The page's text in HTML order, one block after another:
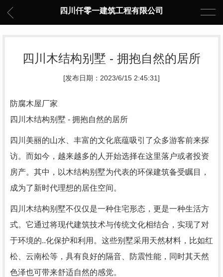
四川仟零一建筑工程有限公司
四川木结构别墅 - 拥抱自然的居所
[发布日期：2023/6/15 2:45:31]
防腐木屋厂家
四川木结构别墅 - 拥抱自然的居所
四川美丽的山水、丰富的文化底蕴吸引了众多游客前来探
访。而如今，越来越多的人开始选择在这里落户或者投资
房产。其中，以木结构别墅为代表的环保建筑备受瞩目，
成为了新时代理想的居住空间。
四川木结构别墅不仅仅是一种住宅形态，更是一种生活方
式。它通过将现代建筑技术与传统文化相结合，实现了对
于环境的..化保护和利用。这些别墅采用天然材料，比如红
松、云南松等，具有良好的隔音、防震性能，同时其天然
色泽也可带来舒适自然的感觉。